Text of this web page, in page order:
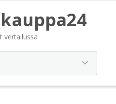
vertailussa